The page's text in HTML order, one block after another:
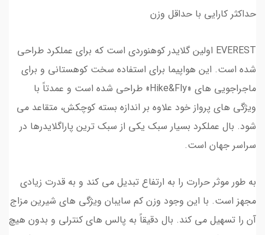
حداکثر کارایی با حداقل وزن
EVEREST اولین گلایدر کوهنوردی است که برای عملکرد طراحی
شده است. این هواپیما برای استفاده سخت کوهستانی و برای
ماجراجویی های «Hike&Fly» طراحی شده است و عمدتاً با
ویژگی های پرواز خود علاوه بر اندازه بسته کوچکش، متقاعد می
شود. بال عملکرد بسیار سبک یکی از سبک ترین پاراگلایدرها در
سراسر جهان است.
به طور موثر حرارت را به ارتفاع تبدیل می کند و به قدرت زیادی
مجهز است. با این وجود وزن کم سایبان ویژگی های شیرین مزاج
آن را تسهیل می کند. بال دقیقاً به پالس های کنترلی و بدون هیچ